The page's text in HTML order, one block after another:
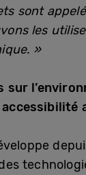
sont
les
»
sur
accessibilité